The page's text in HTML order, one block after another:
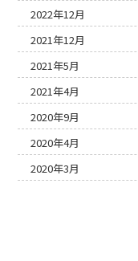
2022年12月
2021年12月
2021年5月
2021年4月
2020年9月
2020年4月
2020年3月